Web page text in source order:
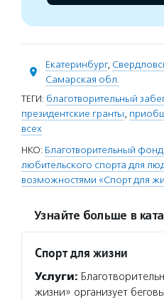
Екатеринбург,
Самарская обл.
ТЕГИ: благотворительный забег
президентские гранты,
всех
НКО: Благотворительный
любительского спорта для
возможностями «Спорт для
Узнайте больше в
Спорт для жизни
Услуги:
жизни» организует